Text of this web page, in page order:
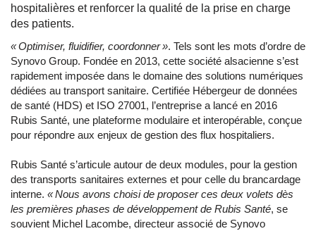
hospitalières et renforcer la qualité de la prise en charge
des patients.
«Optimiser, fluidifier, coordonner ». Tels sont les mots d’ordre de
Synovo Group. Fondée en 2013, cette société alsacienne s’est
rapidement imposée dans le domaine des solutions numériques
dédiées au transport sanitaire. Certifiée Hébergeur de données
de santé (HDS) et ISO 27001, l’entreprise a lancé en 2016
Rubis Santé, une plateforme modulaire et interopérable, conçue
pour répondre aux enjeux de gestion des flux hospitaliers.
Rubis Santé s’articule autour de deux modules, pour la gestion
des transports sanitaires externes et pour celle du brancardage
interne. «Nous avons choisi de proposer ces deux volets dès
les premières phases de développement de Rubis Santé, se
souvient Michel Lacombe, directeur associé de Synovo